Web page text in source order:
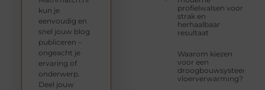
profielwalsen voor
strak en
herhaalbaar
resultaat
Waarom kiezen
voor een
droogbouwsysteem
vloerverwarming?
kun je
eenvoudig en
snel jouw blog
publiceren –
ongeacht je
ervaring of
onderwerp.
Deel jouw